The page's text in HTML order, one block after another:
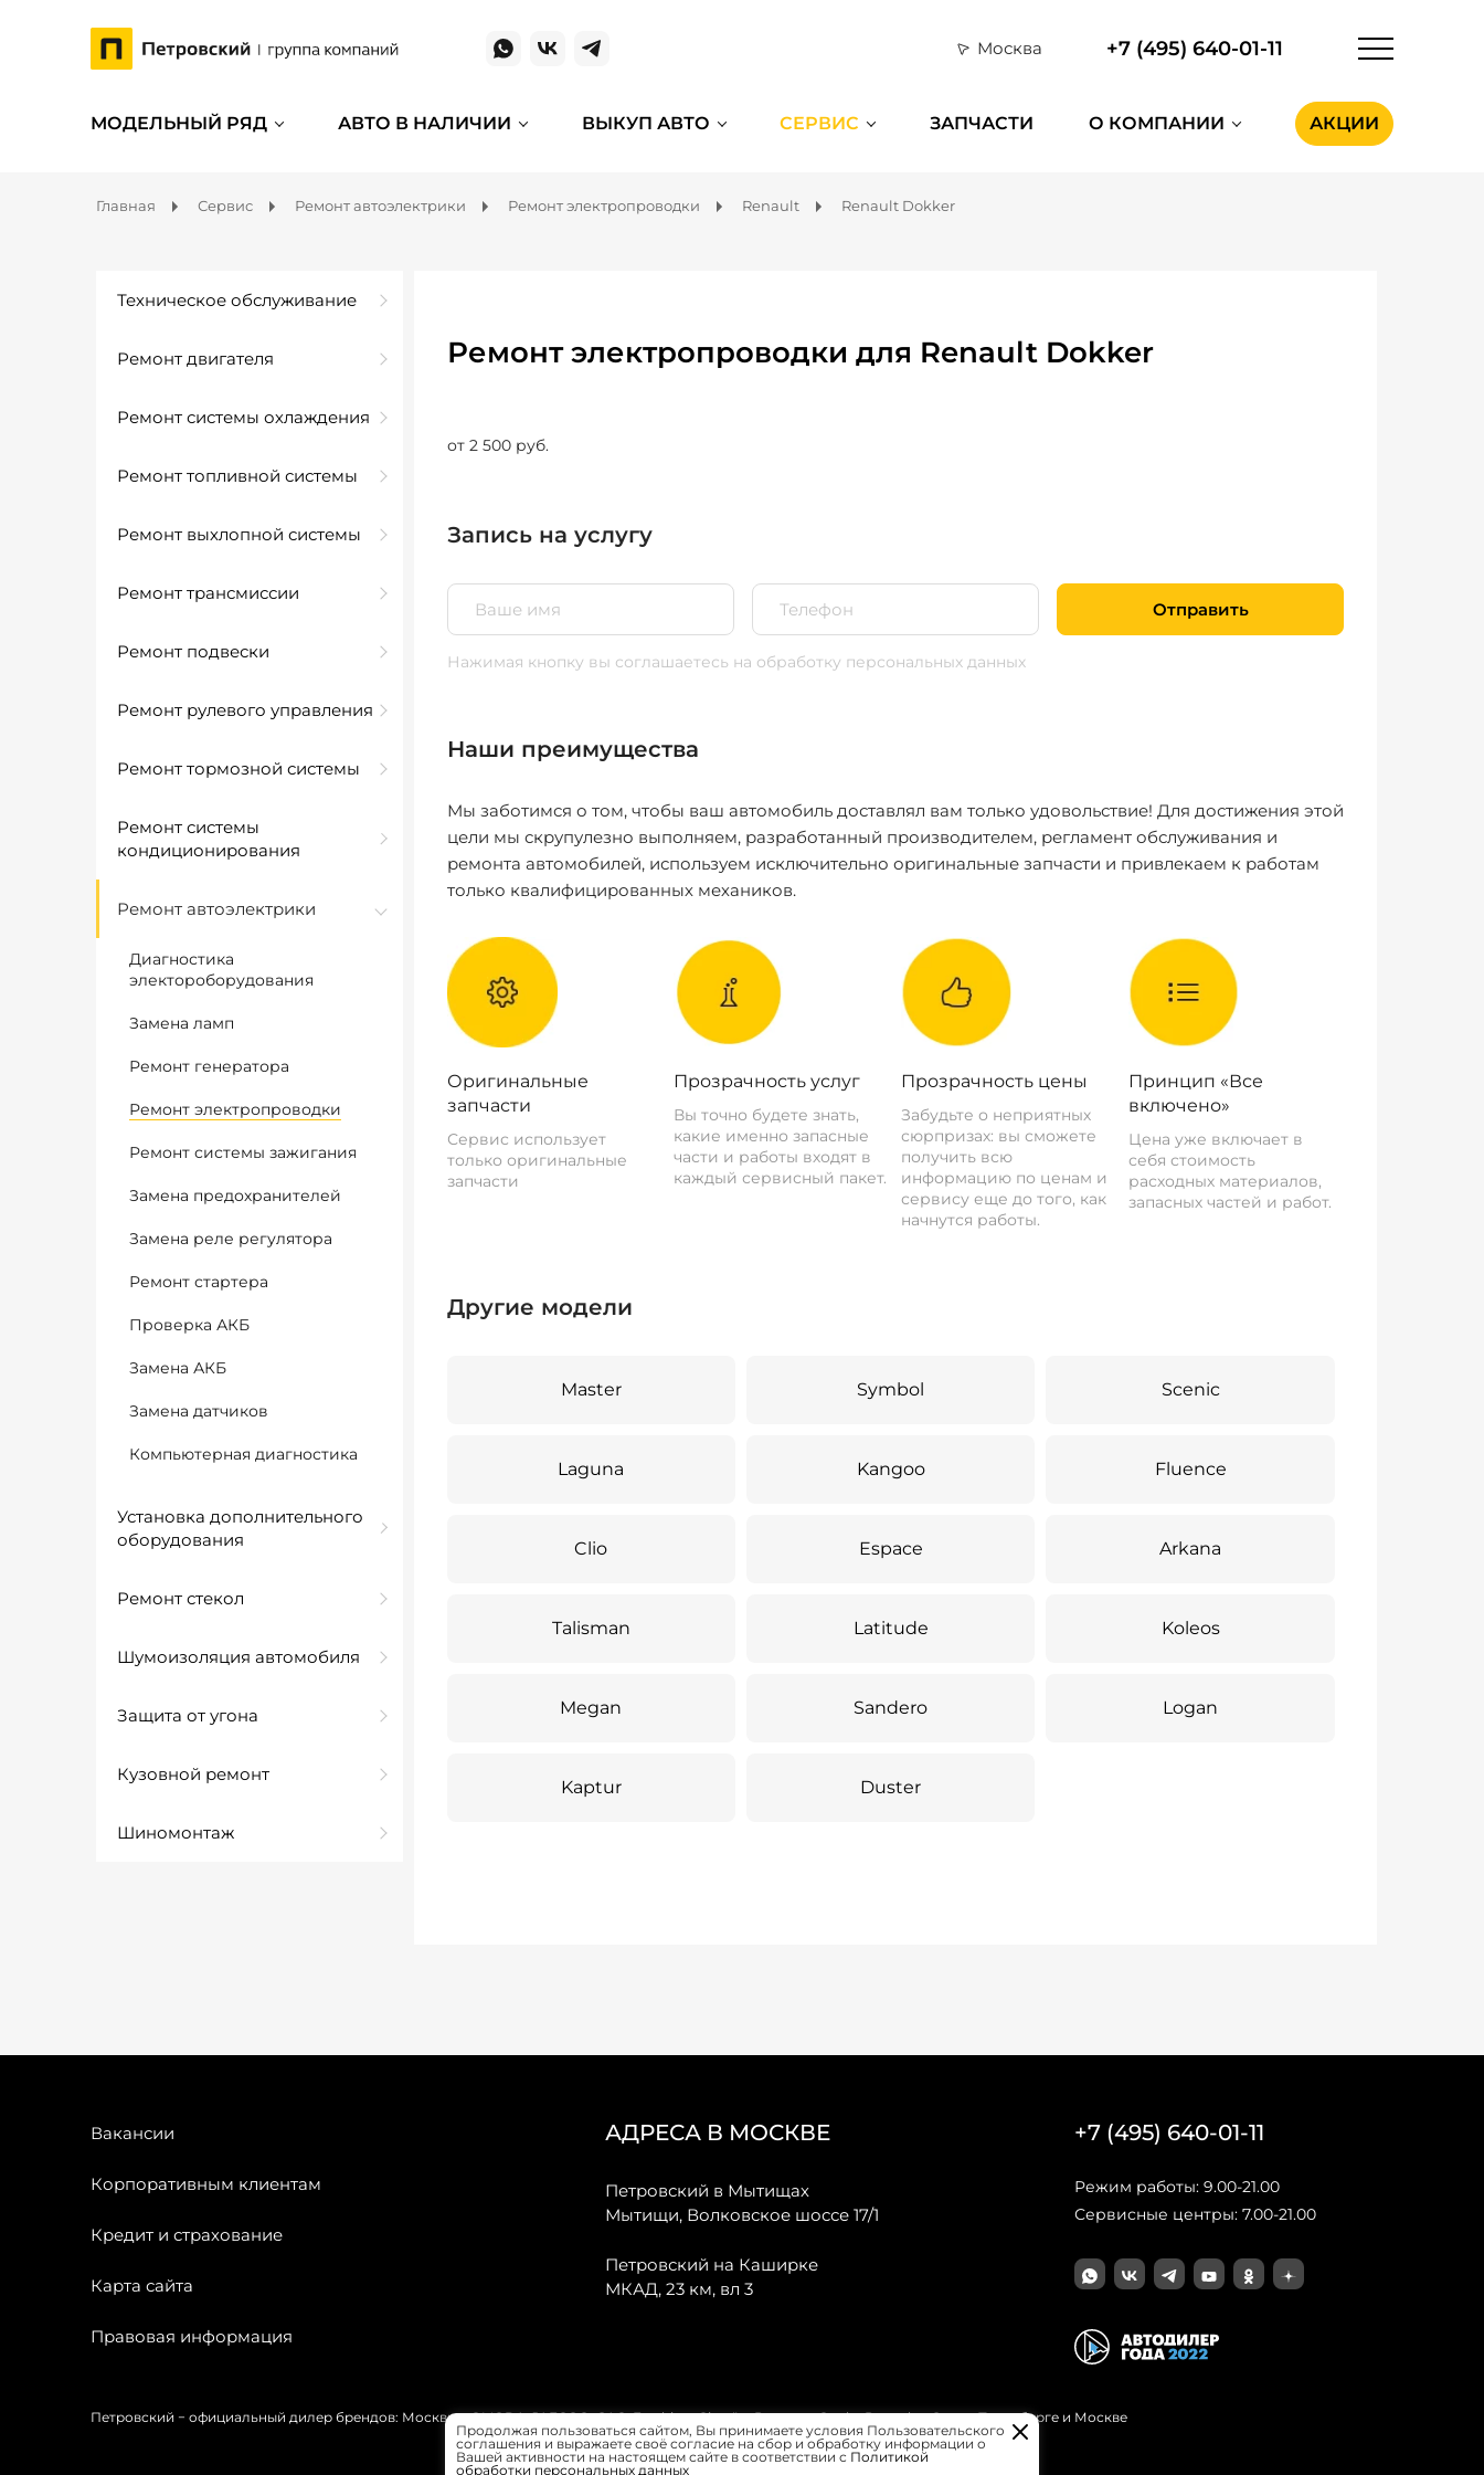
Москва +7 (495) 640-01-11
МОДЕЛЬНЫЙ РЯД АВТО В НАЛИЧИИ ВЫКУП АВТО СЕРВИС ЗАПЧАСТИ О КОМПАНИИ АКЦИИ
Главная Сервис Ремонт автоэлектрики Ремонт электропроводки Renault Renault Dokker
Техническое обслуживание
Ремонт двигателя
Ремонт системы охлаждения
Ремонт топливной системы
Ремонт выхлопной системы
Ремонт трансмиссии
Ремонт подвески
Ремонт рулевого управления
Ремонт тормозной системы
Ремонт системы
кондиционирования
Ремонт автоэлектрики
Диагностика
электороборудования
Замена ламп
Ремонт генератора
Ремонт электропроводки
Ремонт системы зажигания
Замена предохранителей
Замена реле регулятора
Ремонт стартера
Проверка АКБ
Замена АКБ
Замена датчиков
Компьютерная диагностика
Установка дополнительного
оборудования
Ремонт стекол
Шумоизоляция автомобиля
Защита от угона
Кузовной ремонт
Шиномонтаж
Ремонт электропроводки для Renault Dokker
от 2 500 руб.
Запись на услугу
Отправить
Нажимая кнопку вы соглашаетесь на обработку персональных данных
Наши преимущества
Мы заботимся о том, чтобы ваш автомобиль доставлял вам только удовольствие! Для достижения этой
цели мы скрупулезно выполняем, разработанный производителем, регламент обслуживания и
ремонта автомобилей, используем исключительно оригинальные запчасти и привлекаем к работам
только квалифицированных механиков.
Оригинальные
запчасти
Сервис использует
только оригинальные
запчасти
Прозрачность услуг
Вы точно будете знать,
какие именно запасные
части и работы входят в
каждый сервисный пакет.
Прозрачность цены
Забудьте о неприятных
сюрпризах: вы сможете
получить всю
информацию по ценам и
сервису еще до того, как
начнутся работы.
Принцип «Все
включено»
Цена уже включает в
себя стоимость
расходных материалов,
запасных частей и работ.
Другие модели
Master Symbol Scenic
Laguna Kangoo Fluence
Clio Espace Arkana
Talisman Latitude Koleos
Megan Sandero Logan
Kaptur Duster
Вакансии
Корпоративным клиентам
Кредит и страхование
Карта сайта
Правовая информация
АДРЕСА В МОСКВЕ
Петровский в Мытищах
Мытищи, Волковское шоссе 17/1
Петровский на Каширке
МКАД, 23 км, вл 3
+7 (495) 640-01-11
Режим работы: 9.00-21.00
Сервисные центры: 7.00-21.00
Петровский − официальный дилер брендов: Москвич, OMODA, JAECOO, GAC, Forthing, Citroёn, Peugeot, Opel и Renault в Санкт-Петербурге и Москве
Продолжая пользоваться сайтом, Вы принимаете условия Пользовательского
соглашения и выражаете своё согласие на сбор и обработку информации о
Вашей активности на настоящем сайте в соответствии с Политикой
обработки персональных данных